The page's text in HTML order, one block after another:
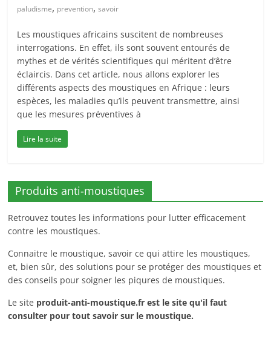
paludisme, prevention,savoir
Les moustiques africains suscitent de nombreuses
interrogations. En effet, ils sont souvent entourés de
mythes et de vérités scientifiques qui méritent d’être
éclaircis. Dans cet article, nous allons explorer les
différents aspects des moustiques en Afrique : leurs
espèces, les maladies qu’ils peuvent transmettre, ainsi
que les mesures préventives à
Lire la suite
Produits anti-moustiques
Retrouvez toutes les informations pour lutter efficacement
contre les moustiques.
Connaitre le moustique, savoir ce qui attire les moustiques,
et, bien sûr, des solutions pour se protéger des moustiques et
des conseils pour soigner les piqures de moustiques.
Le site produit-anti-moustique.fr est le site qu'il faut
consulter pour tout savoir sur le moustique.